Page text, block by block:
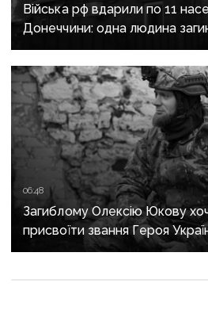
Війська рф вдарили по 11
Донеччини: одна людина
поранені
06:48
Загиблому Олексію Юкову
присвоїти звання Героя
підписів